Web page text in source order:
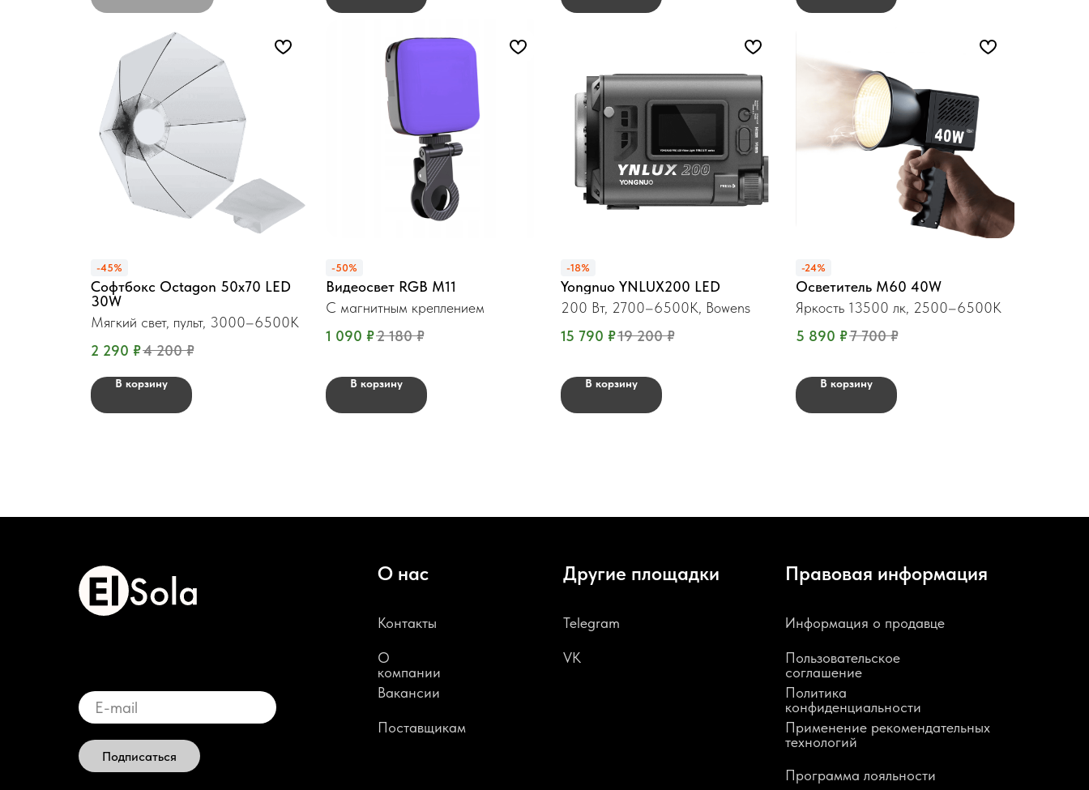
-45%
Софтбокс Octagon 50x70 LED
30W
Мягкий свет, пульт, 3000–6500K
2 290 ₽4 200 ₽
В корзину
-50%
Видеосвет RGB M11
С магнитным креплением
1 090 ₽2 180 ₽
В корзину
-18%
Yongnuo YNLUX200 LED
200 Вт, 2700–6500K, Bowens
15 790 ₽19 200 ₽
В корзину
-24%
Осветитель М60 40W
Яркость 13500 лк, 2500–6500K
5 890 ₽7 700 ₽
В корзину
Подписаться
Пользовательское
соглашение
Политика
конфиденциальности
Программа лояльности
Применение рекомендательных
технологий
Информация о продавце
Контакты
Поставщикам
Вакансии
О
компании
Telegram
VK
Правовая информация
О нас Другие площадки